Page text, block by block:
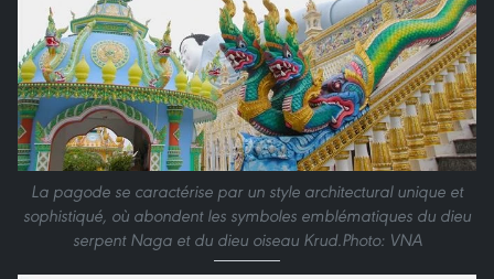
La pagode se caractérise par un style architectural unique et
sophistiqué, où abondent les symboles emblématiques du dieu
serpent Naga et du dieu oiseau Krud.Photo: VNA